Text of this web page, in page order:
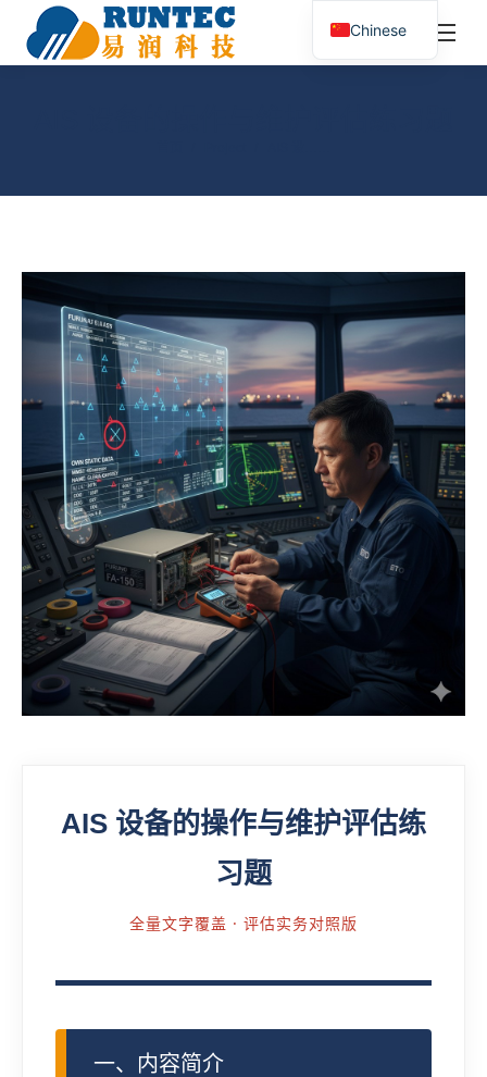
AIS 设备的操作与维护评估练
习题
全量文字覆盖 · 评估实务对照版
一、内容简介
Chinese